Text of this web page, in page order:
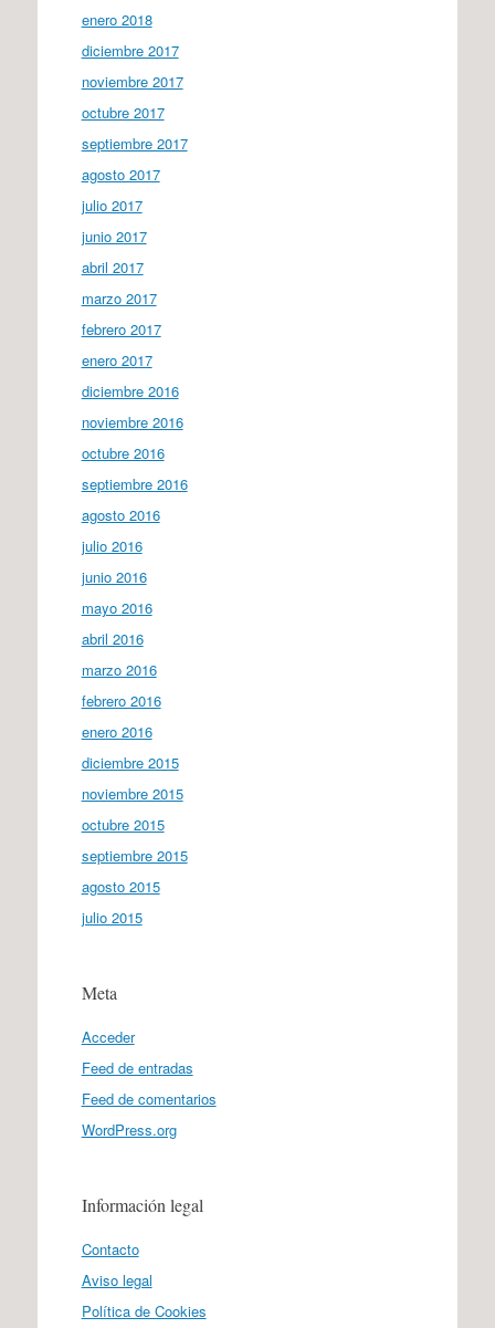
enero 2018
diciembre 2017
noviembre 2017
octubre 2017
septiembre 2017
agosto 2017
julio 2017
junio 2017
abril 2017
marzo 2017
febrero 2017
enero 2017
diciembre 2016
noviembre 2016
octubre 2016
septiembre 2016
agosto 2016
julio 2016
junio 2016
mayo 2016
abril 2016
marzo 2016
febrero 2016
enero 2016
diciembre 2015
noviembre 2015
octubre 2015
septiembre 2015
agosto 2015
julio 2015
Meta
Acceder
Feed de entradas
Feed de comentarios
WordPress.org
Información legal
Contacto
Aviso legal
Política de Cookies